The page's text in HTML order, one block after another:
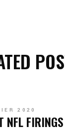
2020
NFL FIRINGS